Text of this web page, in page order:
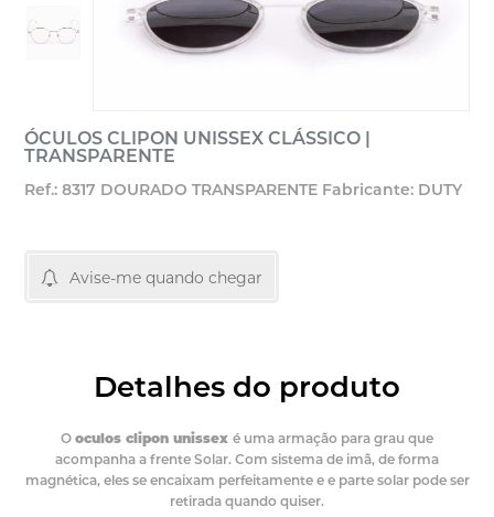
ÓCULOS CLIPON UNISSEX CLÁSSICO |
TRANSPARENTE
Ref.: 8317 DOURADO TRANSPARENTE Fabricante: DUTY
Avise-me quando chegar
Detalhes do produto
O oculos clipon unissex é uma armação para grau que
acompanha a frente Solar. Com sistema de imã, de forma
magnética, eles se encaixam perfeitamente e e parte solar pode ser
retirada quando quiser.